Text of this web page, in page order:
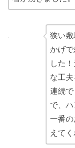
狭い
かげで
した
な工
連続
で、
一番
えて